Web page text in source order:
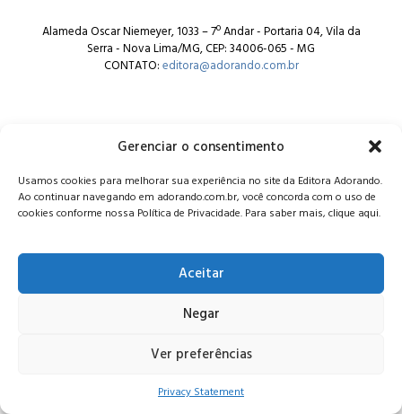
Gerenciar o consentimento
Usamos cookies para melhorar sua experiência no site da Editora Adorando.
Ao continuar navegando em adorando.com.br, você concorda com o uso de
cookies conforme nossa Política de Privacidade. Para saber mais, clique aqui.
Aceitar
Negar
Ver preferências
Privacy Statement
Alameda Oscar Niemeyer, 1033 – 7º Andar - Portaria 04, Vila da
Serra - Nova Lima/MG, CEP: 34006-065 - MG
CONTATO:editora@adorando.com.br
© Editora Adorando 2026. Todos os direitos reservados.
Consulte nossapolítica de privacidade.